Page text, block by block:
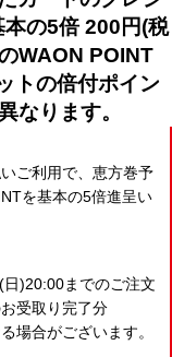
ご利用で、恵方巻予
を基本の5倍進呈い
)20:00までのご注文
受取り完了分
場合がございます。